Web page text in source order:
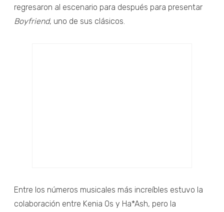
regresaron al escenario para después para presentar
Boyfriend, uno de sus clásicos.
Entre los números musicales más increíbles estuvo la
colaboración entre Kenia Os y Ha*Ash, pero la